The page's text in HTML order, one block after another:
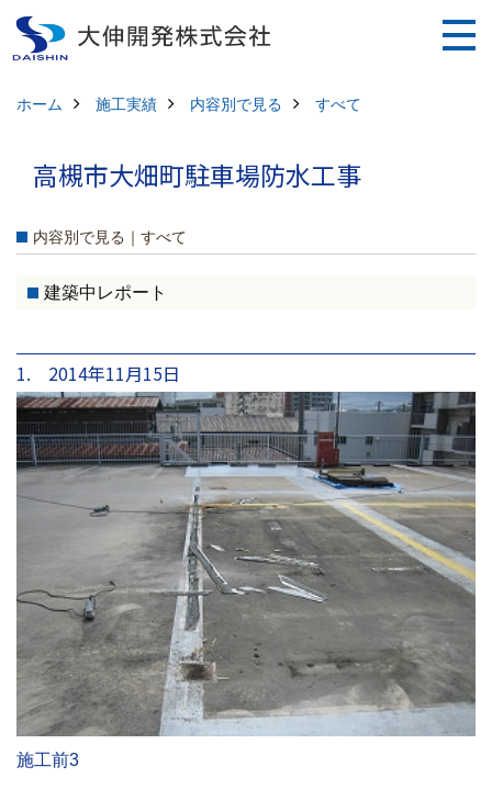
ホーム 施工実績 内容別で見る すべて
高槻市大畑町駐車場防水工事
内容別で見る｜すべて
建築中レポート
1. 2014年11月15日
施工前3